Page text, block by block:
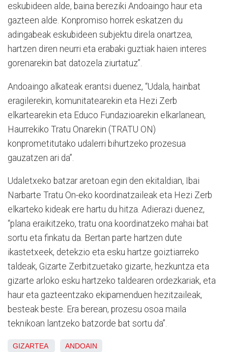
eskubideen alde, baina bereziki Andoaingo haur eta
gazteen alde. Konpromiso horrek eskatzen du
adingabeak eskubideen subjektu direla onartzea,
hartzen diren neurri eta erabaki guztiak haien interes
gorenarekin bat datozela ziurtatuz”.
Andoaingo alkateak erantsi duenez, “Udala, hainbat
eragilerekin, komunitatearekin eta Hezi Zerb
elkartearekin eta Educo Fundazioarekin elkarlanean,
Haurrekiko Tratu Onarekin (TRATU ON)
konprometitutako udalerri bihurtzeko prozesua
gauzatzen ari da”.
Udaletxeko batzar aretoan egin den ekitaldian, Ibai
Narbarte Tratu On-eko koordinatzaileak eta Hezi Zerb
elkarteko kideak ere hartu du hitza. Adierazi duenez,
“plana eraikitzeko, tratu ona koordinatzeko mahai bat
sortu eta finkatu da. Bertan parte hartzen dute
ikastetxeek, detekzio eta esku hartze goiztiarreko
taldeak, Gizarte Zerbitzuetako gizarte, hezkuntza eta
gizarte arloko esku hartzeko taldearen ordezkariak, eta
haur eta gazteentzako ekipamenduen hezitzaileak,
besteak beste. Era berean, prozesu osoa maila
teknikoan lantzeko batzorde bat sortu da”.
GIZARTEA ANDOAIN